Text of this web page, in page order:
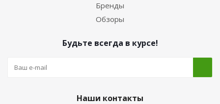
Бренды
Обзоры
Будьте всегда в курсе!
Наши контакты